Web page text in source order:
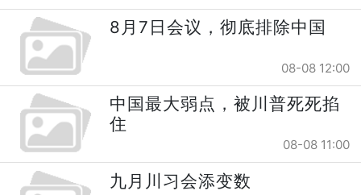
8月7日会议，彻底排除中国
08-08 12:00
中国最大弱点，被川普死死掐
住
08-08 11:00
九月川习会添变数